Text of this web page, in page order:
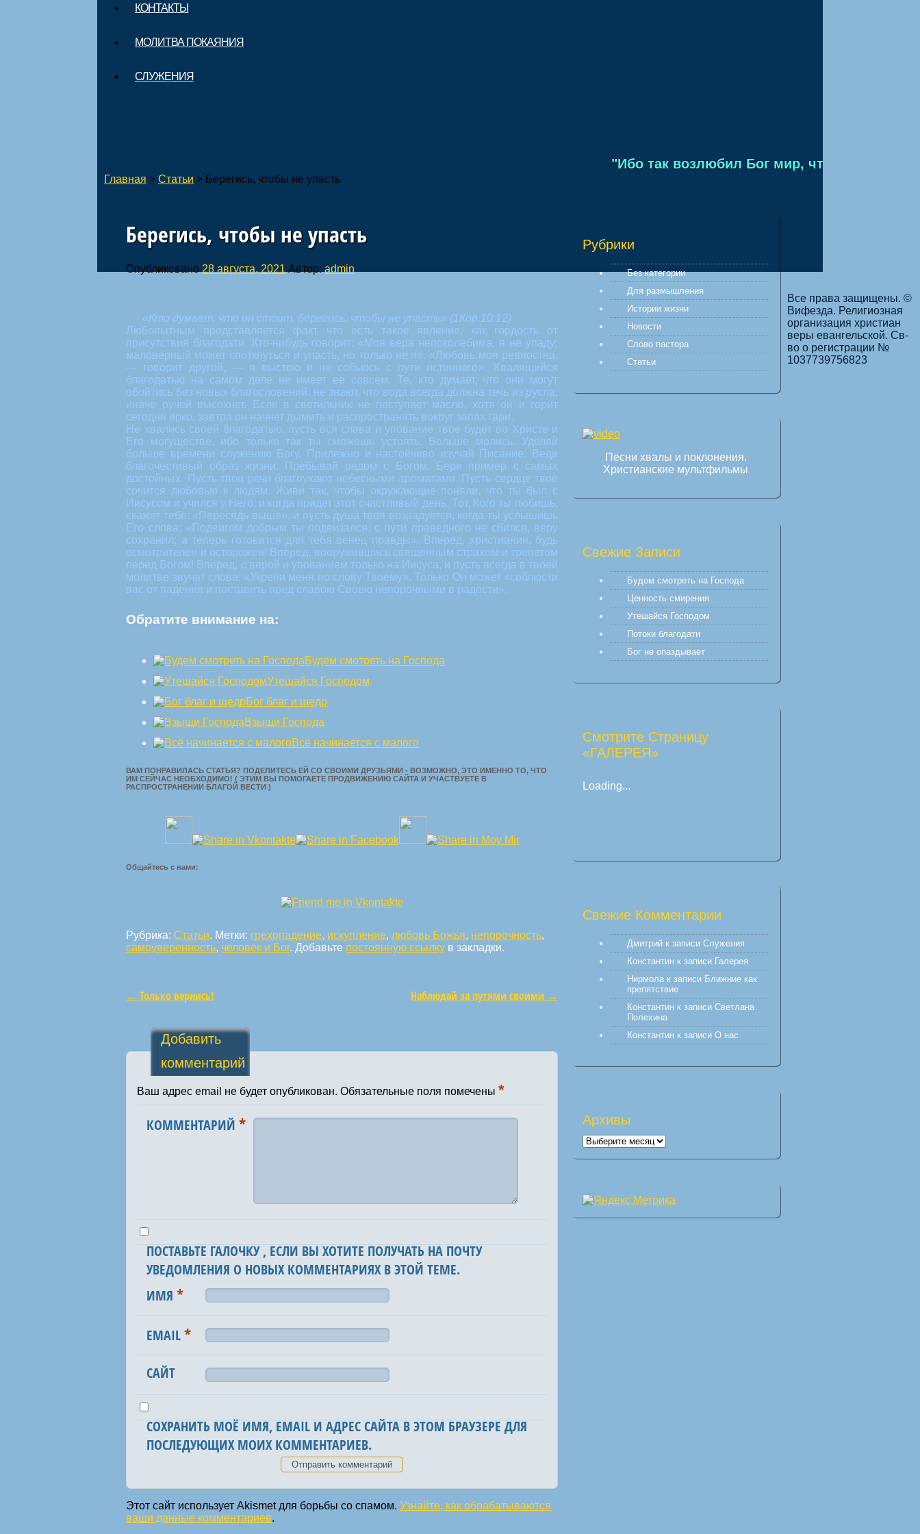
КОНТАКТЫ
МОЛИТВА ПОКАЯНИЯ
СЛУЖЕНИЯ
"Ибо так возлюбил Бог мир, что отдал Сына
Главная > Статьи > Берегись, чтобы не упасть
Берегись, чтобы не упасть
Опубликовано 28 августа, 2021 Автор:admin
«Кто думает, что он стоит, берегись, чтобы не упасть» (1Кор.10:12)
Любопытным представляется факт, что есть такое явление, как гордость от
присутствия благодати. Кто-нибудь говорит: «Моя вера непоколебима, я не упаду;
маловерный может споткнуться и упасть, но только не я». «Любовь моя ревностна,
— говорит другой, — я выстою и не собьюсь с пути истинного». Хвалящийся
благодатью на самом деле не имеет ее совсем. Те, кто думает, что они могут
обойтись без новых благословений, не знают, что вода всегда должна течь из русла,
иначе ручей высохнет. Если в светильник не поступает масло, хотя он и горит
сегодня ярко, завтра он начнет дымить и распространять вокруг запах гари.
Не хвались своей благодатью, пусть вся слава и упование твое будет во Христе и
Его могуществе, ибо только так ты сможешь устоять. Больше молись. Уделяй
больше времени служению Богу. Прилежно и настойчиво изучай Писание. Веди
благочестивый образ жизни. Пребывай рядом с Богом. Бери пример с самых
достойных. Пусть твои речи благоухают небесными ароматами. Пусть сердце твое
сочится любовью к людям. Живи так, чтобы окружающие поняли, что ты был с
Иисусом и учился у Него; и когда придет этот счастливый день, Тот, Кого ты любишь,
скажет тебе: «Пересядь выше», и пусть душа твоя возрадуется, когда ты услышишь
Его слова: «Подвигом добрым ты подвизался, с пути праведного не сбился, веру
сохранил; а теперь готовится для тебя венец правды». Вперед, христианин, будь
осмотрителен и осторожен! Вперед, вооружившись священным страхом и трепетом
перед Богом! Вперед, с верой и упованием только на Иисуса, и пусть всегда в твоей
молитве звучат слова: «Укрепи меня по слову Твоему». Только Он может «соблюсти
вас от падения и поставить пред славою Своею непорочными в радости».
Обратите внимание на:
Будем смотреть на Господа
Утешайся Господом
Бог благ и щедр
Взыщи Господа
Всё начинается с малого
ВАМ ПОНРАВИЛАСЬ СТАТЬЯ? ПОДЕЛИТЕСЬ ЕЙ СО СВОИМИ ДРУЗЬЯМИ - ВОЗМОЖНО, ЭТО ИМЕННО ТО, ЧТО
ИМ СЕЙЧАС НЕОБХОДИМО! ( ЭТИМ ВЫ ПОМОГАЕТЕ ПРОДВИЖЕНИЮ САЙТА И УЧАСТВУЕТЕ В
РАСПРОСТРАНЕНИИ БЛАГОЙ ВЕСТИ )
Общайтесь с нами:
Рубрика:Статьи. Метки: грехопадение, искупление,любовь Божья, непорочность,
самоуверенность, человек и Бог. Добавьте постоянную ссылку в закладки.
Навигация по статьям
← Только вернись! Наблюдай за путями своими →
Добавить
комментарий
Ваш адрес email не будет опубликован. Обязательные поля помечены *
КОММЕНТАРИЙ*
ПОСТАВЬТЕ ГАЛОЧКУ , ЕСЛИ ВЫ ХОТИТЕ ПОЛУЧАТЬ НА ПОЧТУ
УВЕДОМЛЕНИЯ О НОВЫХ КОММЕНТАРИЯХ В ЭТОЙ ТЕМЕ.
ИМЯ*
EMAIL*
САЙТ
СОХРАНИТЬ МОЁ ИМЯ, EMAIL И АДРЕС САЙТА В ЭТОМ БРАУЗЕРЕ ДЛЯ
ПОСЛЕДУЮЩИХ МОИХ КОММЕНТАРИЕВ.
Этот сайт использует Akismet для борьбы со спамом. Узнайте, как обрабатываются
ваши данные комментариев.
Рубрики
Без категории
Для размышления
Истории жизни
Новости
Слово пастора
Статьи
Песни хвалы и поклонения.
Христианские мультфильмы
Свежие Записи
Будем смотреть на Господа
Ценность смирения
Утешайся Господом
Потоки благодати
Бог не опаздывает
Смотрите Страницу
«ГАЛЕРЕЯ»
Loading...
Свежие Комментарии
Дмитрийк записи Служения
Константинк записи Галерея
Нирмолак записи Ближние как
препятствие
Константинк записи Светлана
Полехина
Константинк записи О нас
Архивы
Архивы
Все права защищены. ©
Вифезда. Религиозная
организация христиан
веры евангельской. Св-
во о регистрации №
1037739756823